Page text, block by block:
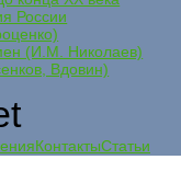
России
(И.М. Николаев)
Вдовин)
КонтактыСтатьи